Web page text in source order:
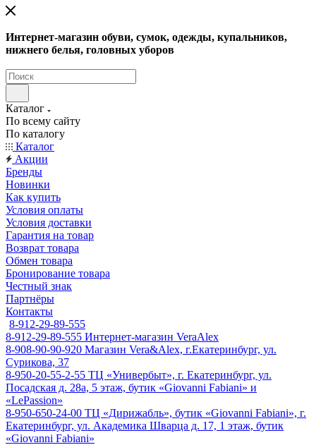
Интернет-магазин обуви, сумок, одежды, купальников,
нижнего белья, головных уборов
Каталог
По всему сайту
По каталогу
Каталог
Акции
Бренды
Новинки
Как купить
Условия оплаты
Условия доставки
Гарантия на товар
Возврат товара
Обмен товара
Бронирование товара
Честный знак
Партнёры
Контакты
8-912-29-89-555
8-912-29-89-555 Интернет-магазин VeraAlex
8-908-90-90-920 Магазин Vera&Alex, г.Екатеринбург, ул.
Сурикова, 37
8-950-20-55-2-55 ТЦ «Универбыт», г. Екатеринбург, ул.
Посадская д. 28а, 5 этаж, бутик «Giovanni Fabiani» и
«LePassion»
8-950-650-24-00 ТЦ «Дирижабль», бутик «Giovanni Fabiani», г.
Екатеринбург, ул. Академика Шварца д. 17, 1 этаж, бутик
«Giovanni Fabiani»